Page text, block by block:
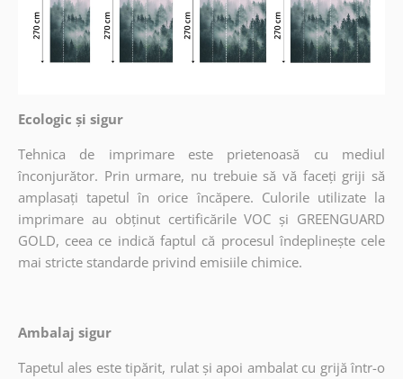
Ecologic și sigur
Tehnica de imprimare este prietenoasă cu mediul
înconjurător. Prin urmare, nu trebuie să vă faceți griji să
amplasați tapetul în orice încăpere. Culorile utilizate la
imprimare au obținut certificările VOC și GREENGUARD
GOLD, ceea ce indică faptul că procesul îndeplinește cele
mai stricte standarde privind emisiile chimice.
Ambalaj sigur
Tapetul ales este tipărit, rulat și apoi ambalat cu grijă într-o